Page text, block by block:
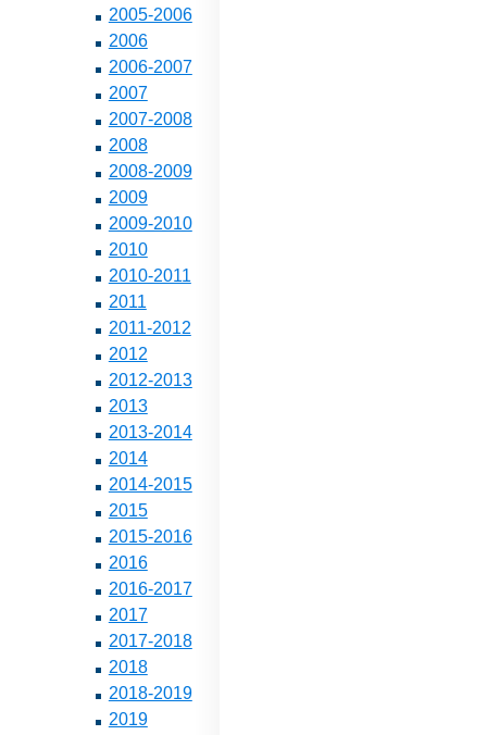
2005-2006
2006
2006-2007
2007
2007-2008
2008
2008-2009
2009
2009-2010
2010
2010-2011
2011
2011-2012
2012
2012-2013
2013
2013-2014
2014
2014-2015
2015
2015-2016
2016
2016-2017
2017
2017-2018
2018
2018-2019
2019